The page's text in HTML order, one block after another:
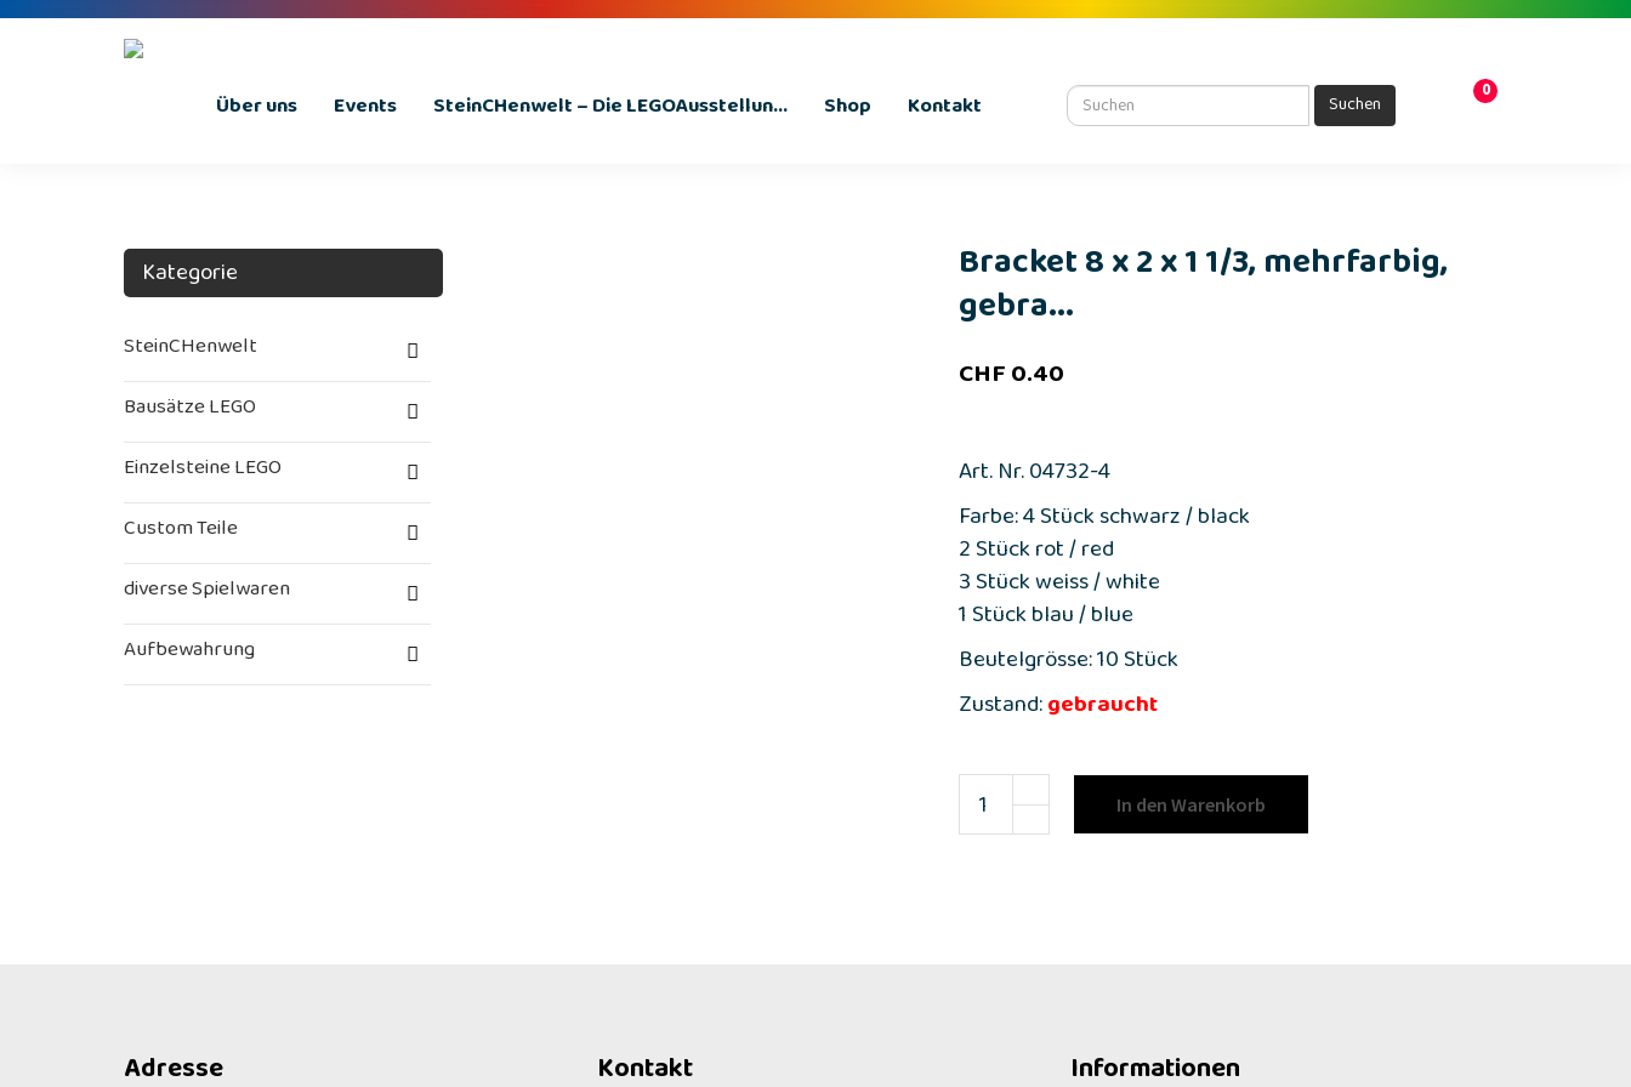
Über uns Events SteinCHenwelt – Die LEGOAusstellun... Shop Kontakt Suchen
0
Bracket 8 x 2 x 1 1/3, mehrfarbig,
gebra...
CHF0.40
Art. Nr. 04732-4
Farbe: 4 Stück schwarz / black
2 Stück rot / red
3 Stück weiss / white
1 Stück blau / blue
Beutelgrösse: 10 Stück
Zustand:gebraucht
In den Warenkorb
Kategorie
SteinCHenwelt
Bausätze LEGO
Einzelsteine LEGO
Custom Teile
diverse Spielwaren
Aufbewahrung